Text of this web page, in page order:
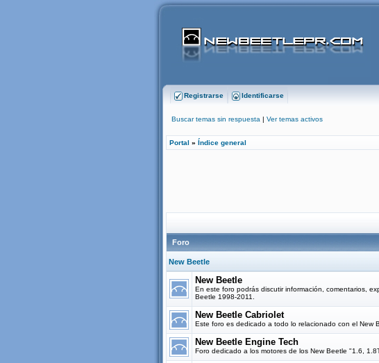
Registrarse Identificarse
Buscar temas sin respuesta | Ver temas activos
Portal » Índice general
Foro
New Beetle
New Beetle
En este foro podrás discutir información, comentarios,
Beetle 1998-2011.
New Beetle Cabriolet
Este foro es dedicado a todo lo relacionado con el New
New Beetle Engine Tech
Foro dedicado a los motores de los New Beetle "1.6,